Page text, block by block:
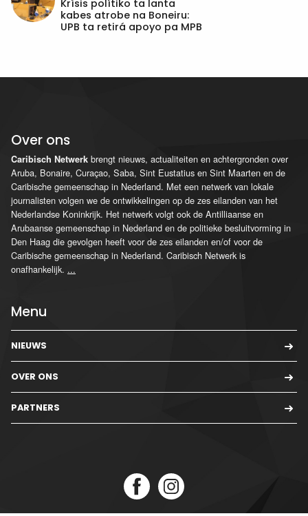
Krísis polítiko ta lanta
kabes atrobe na Boneiru:
UPB ta retirá apoyo pa MPB
Over ons
Caribisch Netwerk brengt nieuws, actualiteiten en achtergronden over
Aruba, Bonaire, Curaçao, Saba, Sint Eustatius en Sint Maarten en de
Caribische gemeenschap in Nederland. Met een netwerk van lokale
journalisten volgen we de ontwikkelingen op de zes eilanden van het
Nederlandse Koninkrijk. Het netwerk volgt ook de Antilliaanse en
Arubaanse gemeenschap in Nederland en de politieke besluitvorming in
Den Haag die gevolgen heeft voor de zes eilanden en/of voor de
Caribische gemeenschap in Nederland. Caribisch Netwerk is
onafhankelijk. ...
Menu
NIEUWS
OVER ONS
PARTNERS